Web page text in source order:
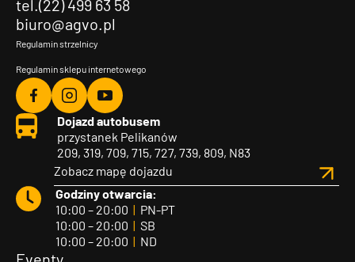
tel.(22) 499 63 58
biuro@agvo.pl
Regulamin strzelnicy
Regulamin sklepu internetowego
Agvo
Facebook
Agvo
Instagram
Agvo
YouTube
Dojazd autobusem
przystanek Pelikanów
209, 319, 709, 715, 727, 739, 809, N83
Zobacz mapę dojazdu
Godziny otwarcia:
10:00 – 20:00 | PN-PT
10:00 – 20:00 | SB
10:00 – 20:00 | ND